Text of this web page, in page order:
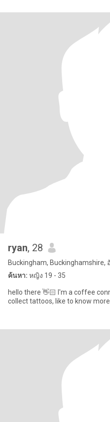
ryan, 28
Buckingham, Buckinghamshire,
ค้นหา: หญิง 19 - 35
hello there 👋🏻 I'm a coffee
collect tattoos, like to know